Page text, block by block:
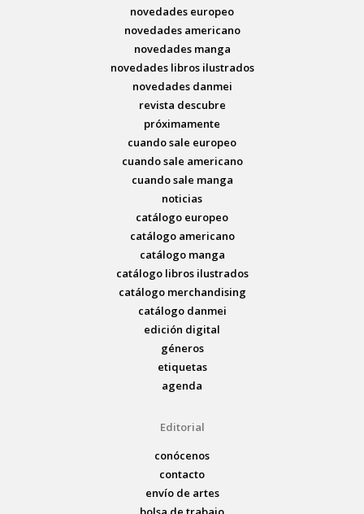
novedades europeo
novedades americano
novedades manga
novedades libros ilustrados
novedades danmei
revista descubre
próximamente
cuando sale europeo
cuando sale americano
cuando sale manga
noticias
catálogo europeo
catálogo americano
catálogo manga
catálogo libros ilustrados
catálogo merchandising
catálogo danmei
edición digital
géneros
etiquetas
agenda
Editorial
conócenos
contacto
envío de artes